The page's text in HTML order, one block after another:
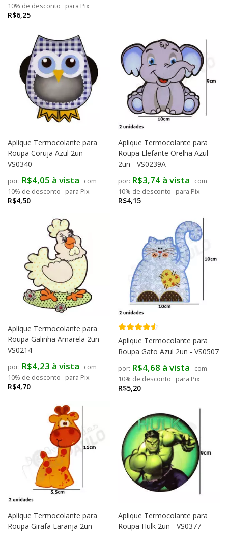
R$6,25
10% de desconto
para Pix
Aplique Termocolante para
Roupa Coruja Azul 2un -
VS0340
R$4,50
R$4,05 à vista
com
10% de desconto
para Pix
Aplique Termocolante para
Roupa Elefante Orelha Azul
2un - VS0239A
R$4,15
R$3,74 à vista
com
10% de desconto
para Pix
Aplique Termocolante para
Roupa Galinha Amarela 2un -
VS0214
R$4,70
R$4,23 à vista
com
10% de desconto
para Pix
Aplique Termocolante para
Roupa Gato Azul 2un - VS0507
R$5,20
R$4,68 à vista
com
10% de desconto
para Pix
Aplique Termocolante para
Roupa Girafa Laranja 2un -
Aplique Termocolante para
Roupa Hulk 2un - VS0377